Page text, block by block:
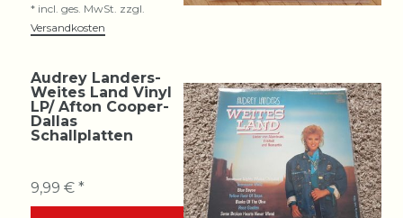
* incl. ges. MwSt. zzgl.
Versandkosten
Audrey Landers-
Weites Land Vinyl
LP/ Afton Cooper-
Dallas
Schallplatten
9,99 € *